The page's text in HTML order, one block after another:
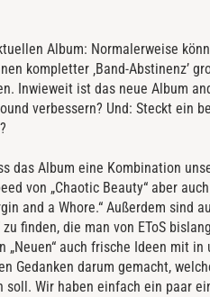
Album: Normalerweise
kompletter ‚Band-Abstinenz’
Inwieweit ist das neue Album
verbessern? Und: Steckt ein
das Album eine Kombination
von „Chaotic Beauty“ aber
and a Whore.“ Außerdem sind
zu finden, die man von EToS
„Neuen“ auch frische Ideen mit in
Gedanken darum gemacht,
Wir haben einfach ein paar